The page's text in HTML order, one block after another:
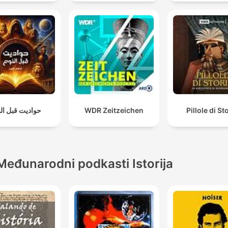
حواديت قبل WDR Zeitzeichen Pillole di
podkasti Istorija